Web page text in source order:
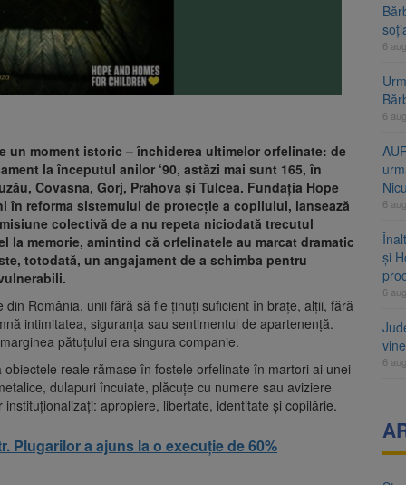
un moment istoric – închiderea ultimelor orfelinate: de
la începutul anilor ‘90, astăzi mai sunt 165, în
Covasna, Gorj, Prahova și Tulcea. Fundația Hope
în reforma sistemului de protecție a copilului, lansează
colectivă de a nu repeta niciodată trecutul
la memorie, amintind că orfelinatele au marcat dramatic
totodată, un angajament de a schimba pentru
România, unii fără să fie ținuți suficient în brațe, alții, fără
intimitatea, siguranța sau sentimentul de apartenență.
pătuțului era singura companie.
reale rămase în fostele orfelinate în martori ai unei
dulapuri încuiate, plăcuțe cu numere sau aviziere
apropiere, libertate, identitate și copilărie.
Plugarilor a ajuns la o execuție de 60%
6
6
6
și
6
6